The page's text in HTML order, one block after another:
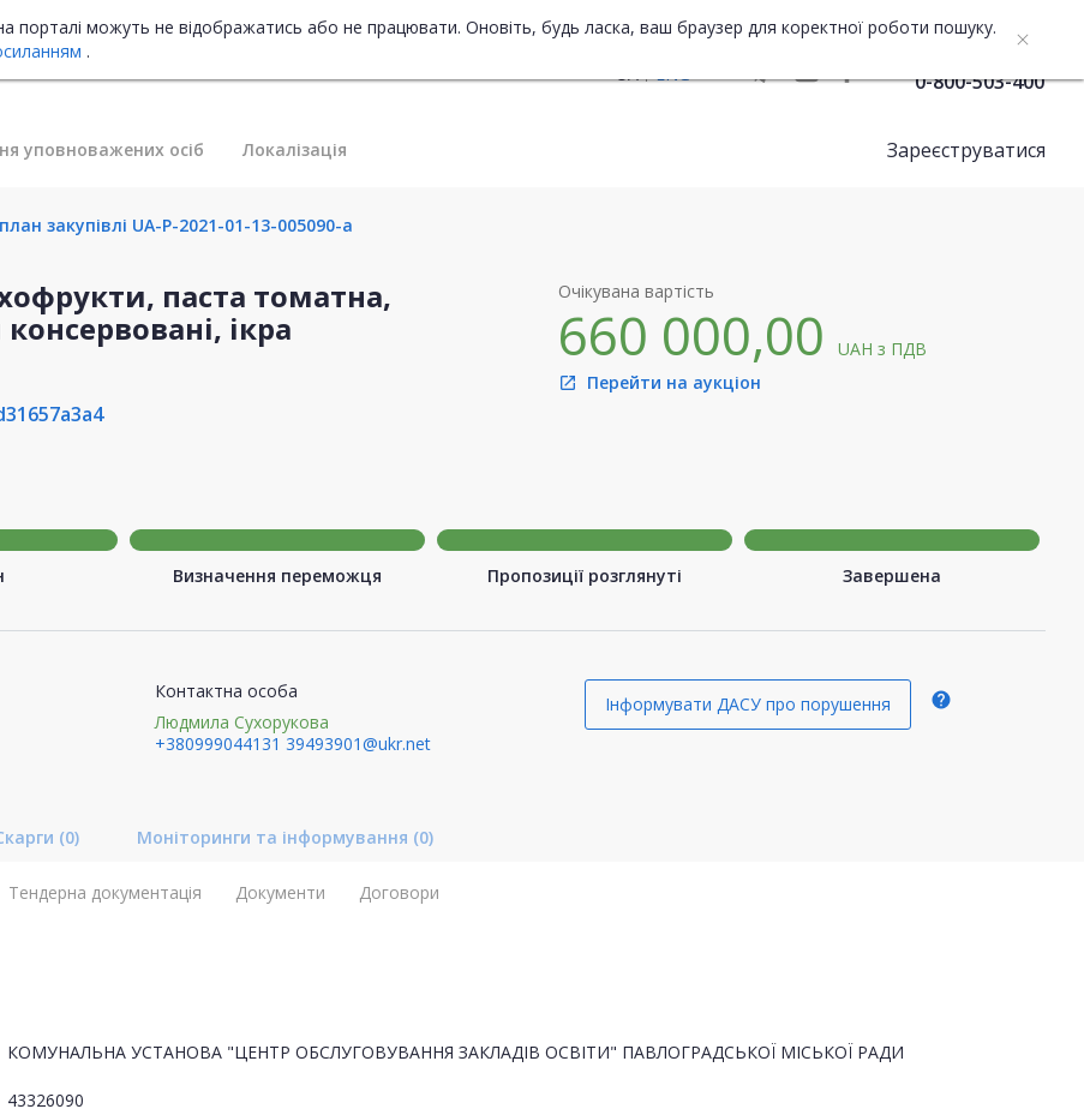
порталі можуть не відображатись або не працювати. Оновіть, будь ласка, ваш браузер для коректної роботи пошуку.
.
UA
ENG 0-800-503-400
уповноважених осіб Локалізація Зареєструватися
закупівлі UA-P-2021-01-13-005090-a
паста томатна,
ікра
Очікувана вартість
660 000,00UAHз ПДВ
open_in_new Перейти на аукціон
Визначення переможця Пропозиції розглянуті Завершена
Контактна особа
Людмила Сухорукова
+380999044131 39493901@ukr.net
Інформувати ДАСУ про порушення help
(0) Моніторинги та інформування (0)
Тендерна документація Документи Договори
КОМУНАЛЬНА УСТАНОВА "ЦЕНТР ОБСЛУГОВУВАННЯ ЗАКЛАДІВ ОСВІТИ" ПАВЛОГРАДСЬКОЇ МІСЬКОЇ РАДИ
43326090